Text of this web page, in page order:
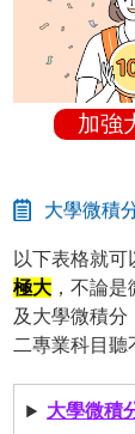
加強
大學微積
以下表格就可
極大 ，不論
及大學微積
二專業科目聽
大學微積